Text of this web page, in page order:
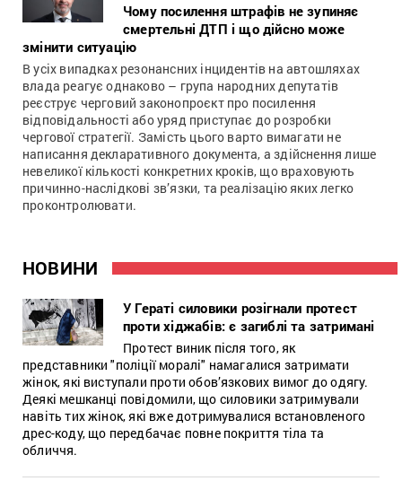
Чому посилення штрафів не зупиняє
смертельні ДТП і що дійсно може
змінити ситуацію
В усіх випадках резонансних інцидентів на автошляхах
влада реагує однаково – група народних депутатів
реєструє черговий законопроєкт про посилення
відповідальності або уряд приступає до розробки
чергової стратегії. Замість цього варто вимагати не
написання декларативного документа, а здійснення лише
невеликої кількості конкретних кроків, що враховують
причинно-наслідкові зв’язки, та реалізацію яких легко
проконтролювати.
НОВИНИ
У Гераті силовики розігнали протест
проти хіджабів: є загиблі та затримані
Протест виник після того, як
представники "поліції моралі" намагалися затримати
жінок, які виступали проти обов’язкових вимог до одягу.
Деякі мешканці повідомили, що силовики затримували
навіть тих жінок, які вже дотримувалися встановленого
дрес-коду, що передбачає повне покриття тіла та
обличчя.